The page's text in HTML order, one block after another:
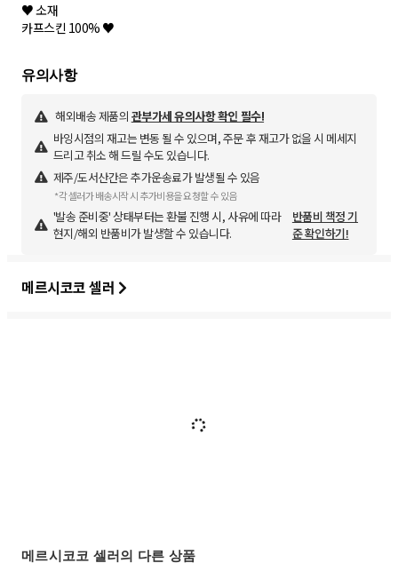
♥ 소재
카프스킨 100% ♥
유의사항
해외배송 제품의 관부가세 유의사항 확인 필수!
바잉시점의 재고는 변동 될 수 있으며, 주문 후 재고가 없을 시 메세지
드리고 취소 해 드릴 수도 있습니다.
제주/도서산간은 추가운송료가 발생될 수 있음
*각 셀러가 배송시작 시 추가비용을 요청할 수 있음
'발송 준비중' 상태부터는 환불 진행 시, 사유에 따라
현지/해외 반품비가 발생할 수 있습니다.
반품비 책정 기
준 확인하기!
메르시코코 셀러
메르시코코 셀러의 다른 상품